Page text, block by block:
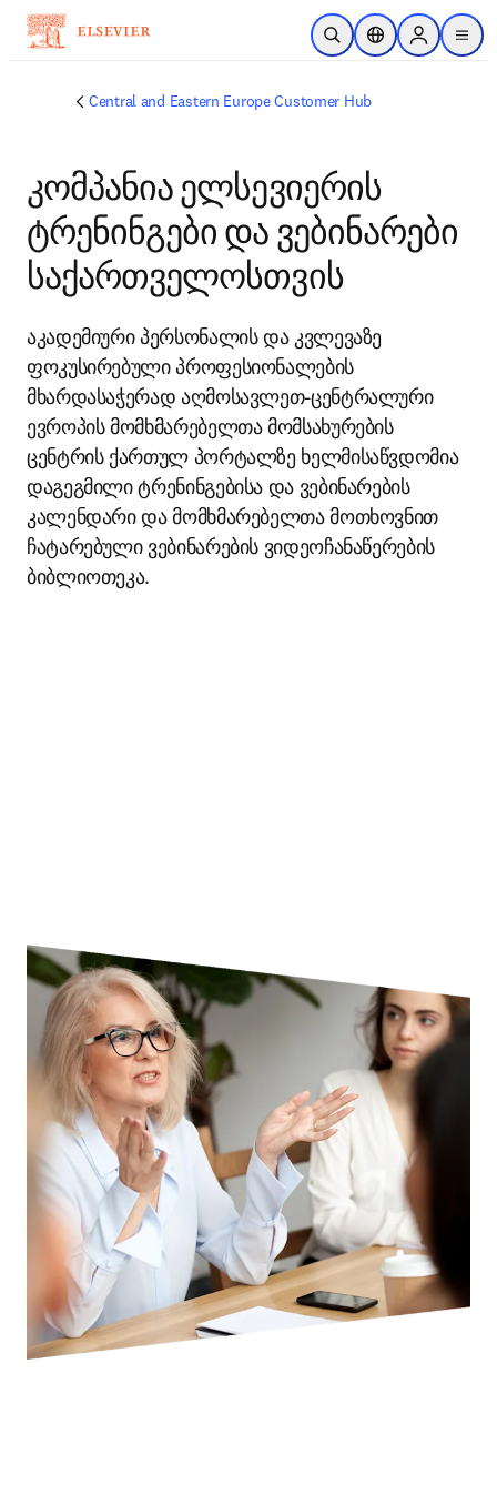
Skip to main content
Open SearchLocation Selector
Sign in to
menu
Central and Eastern Europe Customer Hub
კომპანია ელსევიერის
ტრენინგები და ვებინარები
საქართველოსთვის
აკადემიური პერსონალის და კვლევაზე
ფოკუსირებული პროფესიონალების
მხარდასაჭერად აღმოსავლეთ-ცენტრალური
ევროპის მომხმარებელთა მომსახურების
ცენტრის ქართულ პორტალზე ხელმისაწვდომია
დაგეგმილი ტრენინგებისა და ვებინარების
კალენდარი და მომხმარებელთა მოთხოვნით
ჩატარებული ვებინარების ვიდეოჩანაწერების
ბიბლიოთეკა.